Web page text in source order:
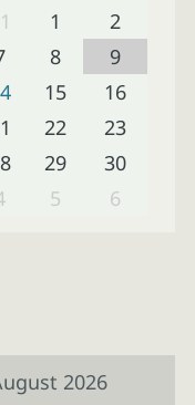
1
2
8
9
15
16
22
23
29
30
5 6
2026